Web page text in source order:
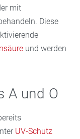
mit
Diese
und werden
A und O
UV-Schutz